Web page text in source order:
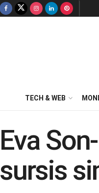
TECH & WEB
Eva
sursis